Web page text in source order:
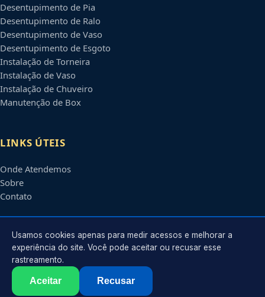
Desentupimento de Pia
Desentupimento de Ralo
Desentupimento de Vaso
Desentupimento de Esgoto
Instalação de Torneira
Instalação de Vaso
Instalação de Chuveiro
Manutenção de Box
LINKS ÚTEIS
Onde Atendemos
Sobre
Contato
CONTATO
Atendimento em
contato@encanadoremnatal.com.br
2026 Encanador emNatal
. Todos os direitos reservados.
Usamos cookies apenas para medir acessos e melhorar a
experiência do site. Você pode aceitar ou recusar esse
rastreamento.
Aceitar Recusar